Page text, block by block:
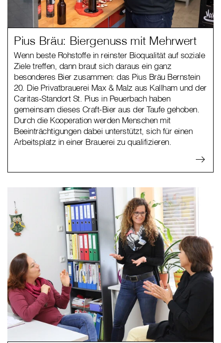
Pius Bräu: Biergenuss mit Mehrwert
Wenn beste Rohstoffe in reinster Bioqualität auf soziale
Ziele treffen, dann braut sich daraus ein ganz
besonderes Bier zusammen: das Pius Bräu Bernstein
20. Die Privatbrauerei Max & Malz aus Kallham und der
Caritas-Standort St. Pius in Peuerbach haben
gemeinsam dieses Craft-Bier aus der Taufe gehoben.
Durch die Kooperation werden Menschen mit
Beeinträchtigungen dabei unterstützt, sich für einen
Arbeitsplatz in einer Brauerei zu qualifizieren.